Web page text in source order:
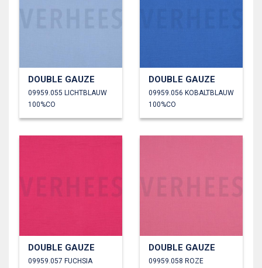
DOUBLE GAUZE
09959.055 LICHTBLAUW
100%CO
DOUBLE GAUZE
09959.056 KOBALTBLAUW
100%CO
DOUBLE GAUZE
09959.057 FUCHSIA
DOUBLE GAUZE
09959.058 ROZE